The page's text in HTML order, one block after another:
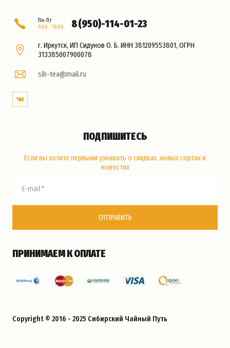
Пн-Пт
9:00 - 18:00
8 (950)-114-01-23
г. Иркутск, ИП Сидунов О. Б. ИНН 381209553801, ОГРН
313385007900078
sib-tea@mail.ru
ПОДПИШИТЕСЬ
Если вы хотите первыми узнавать о скидках, новых сортах и
новостях
ОТПРАВИТЬ
ПРИНИМАЕМ К ОПЛАТЕ
Copyright © 2016 - 2025 Сибирский Чайный Путь